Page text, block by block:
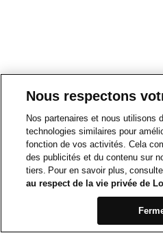
Nous respectons
Nos partenaires et nous utilisons
technologies similaires pour
fonction de vos activités. Cela
des publicités et du contenu sur
tiers. Pour en savoir plus,
au respect de la vie privée de